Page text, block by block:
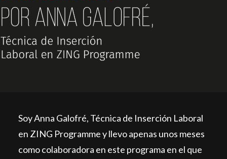
BUSCAR
Soy Anna Galofré, Técnica de Inserción Laboral
en ZING Programme y llevo apenas unos meses
como colaboradora en este programa en el que